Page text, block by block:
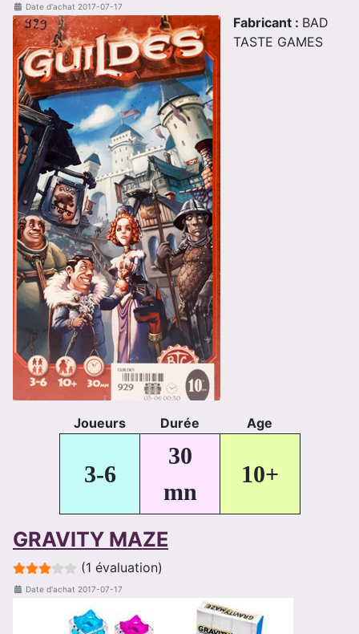
Date d'achat 2017-07-17
Fabricant : BAD
TASTE GAMES
Joueurs Durée Age
3-6
30
mn
10+
GRAVITY MAZE
Evaluation de l'utilisateur :
(1 évaluation)
Date d'achat 2017-07-17